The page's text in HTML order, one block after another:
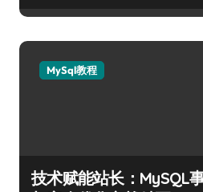
MySql教程
技术赋能站长：MySQL